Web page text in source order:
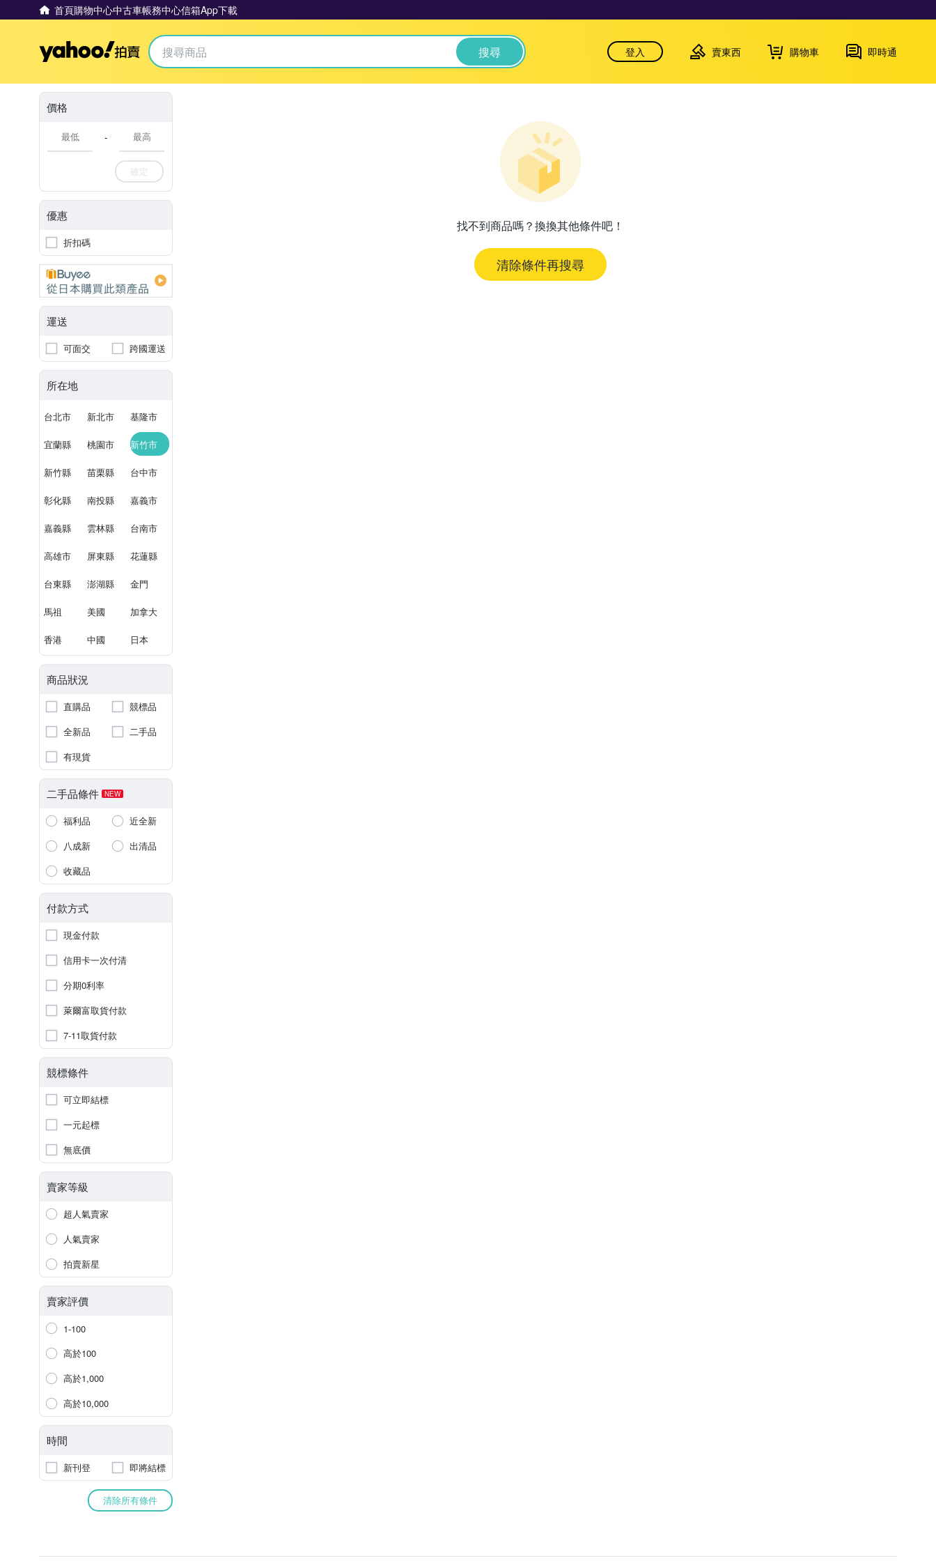
首頁購物中心中古車帳務中心信箱App下載
Yahoo拍賣 搜尋 登入 賣東西 購物車 即時通
價格
-
確定
優惠
折扣碼
運送
可面交 跨國運送
所在地
台北市 新北市 基隆市
宜蘭縣 桃園市 新竹市
新竹縣 苗栗縣 台中市
彰化縣 南投縣 嘉義市
嘉義縣 雲林縣 台南市
高雄市 屏東縣 花蓮縣
台東縣 澎湖縣 金門
馬祖 美國 加拿大
香港 中國 日本
商品狀況
直購品
競標品
全新品
二手品
有現貨
二手品條件 NEW
福利品
近全新
八成新
出清品
收藏品
付款方式
現金付款
信用卡一次付清
分期0利率
萊爾富取貨付款
7-11取貨付款
競標條件
可立即結標
一元起標
無底價
賣家等級
超人氣賣家
人氣賣家
拍賣新星
賣家評價
1-100
高於100
高於1,000
高於10,000
時間
新刊登 即將結標
清除所有條件
找不到商品嗎？換換其他條件吧！
清除條件再搜尋